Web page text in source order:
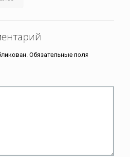
Обязательные поля